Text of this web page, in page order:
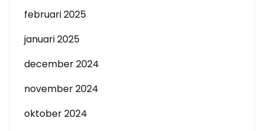
februari 2025
januari 2025
december 2024
november 2024
oktober 2024